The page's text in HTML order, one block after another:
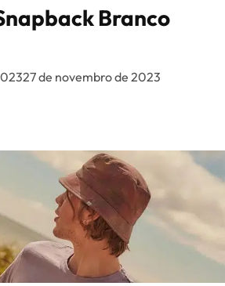
Branco
27 de novembro de 2023